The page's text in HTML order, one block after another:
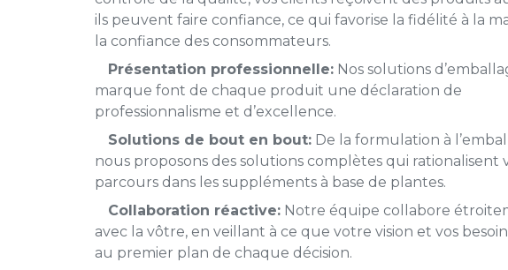
ils peuvent faire confiance, ce qui favorise la fidélité à la
la confiance des consommateurs.
Présentation professionnelle: Nos solutions
marque font de chaque produit une déclaration de
professionnalisme et d’excellence.
Solutions de bout en bout: De la formulation à
nous proposons des solutions complètes qui rationalisent
parcours dans les suppléments à base de plantes.
Collaboration réactive: Notre équipe collabore
avec la vôtre, en veillant à ce que votre vision et vos
au premier plan de chaque décision.